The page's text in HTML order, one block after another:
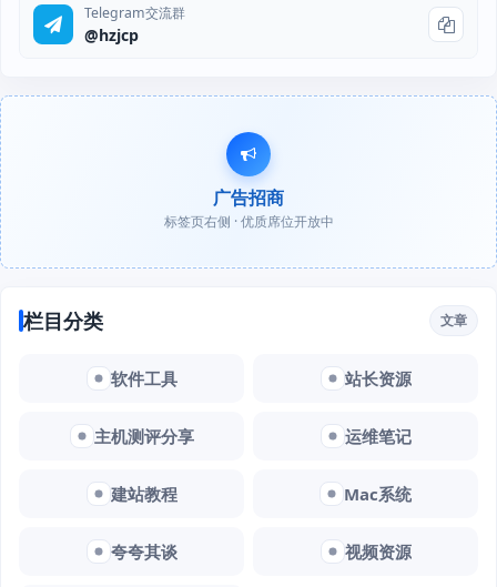
Telegram交流群
@hzjcp
广告招商
标签页右侧 · 优质席位开放中
栏目分类 文章
软件工具 站长资源
主机测评分享 运维笔记
建站教程 Mac系统
夸夸其谈 视频资源